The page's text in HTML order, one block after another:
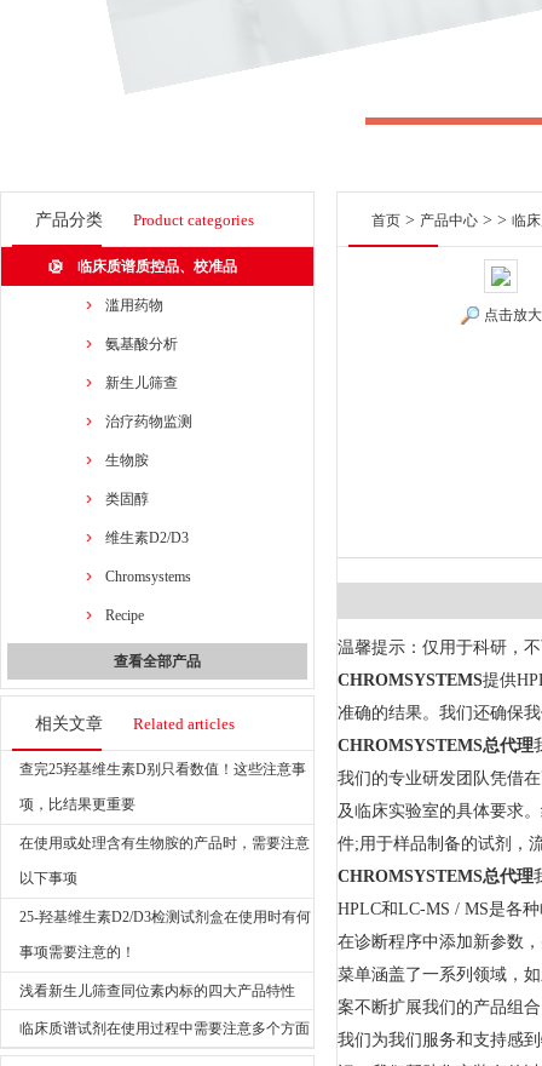
产品分类 Product categories
临床质谱质控品、校准品
滥用药物
氨基酸分析
新生儿筛查
治疗药物监测
生物胺
类固醇
维生素D2/D3
Chromsystems
Recipe
查看全部产品
相关文章 Related articles
查完25羟基维生素D别只看数值！这些注意事
项，比结果更重要
在使用或处理含有生物胺的产品时，需要注意
以下事项
25-羟基维生素D2/D3检测试剂盒在使用时有何
事项需要注意的！
浅看新生儿筛查同位素内标的四大产品特性
临床质谱试剂在使用过程中需要注意多个方面
首页 > 产品中心 > > 临
点击放大
温馨提示：仅用于科研，
CHROMSYSTEMS提供
准确的结果。我们还确保
CHROMSYSTEMS总代理
我们的专业研发团队凭借
及临床实验室的具体要求
件;用于样品制备的试剂，
CHROMSYSTEMS总代理
HPLC和LC-MS / MS是各
在诊断程序中添加新参数
菜单涵盖了一系列领域，
案不断扩展我们的产品组
我们为我们服务和支持感